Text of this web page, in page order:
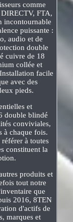
comme
FTA,
incontournable
puissante :
audio et de
double
cuivre de 18
collée et
facile
avec des
pieds.
et
double blindé
conviviales,
à chaque fois.
à toutes
constituent la
produits et
tout notre
que
2016, 8TEN
d'actifs de
marques et